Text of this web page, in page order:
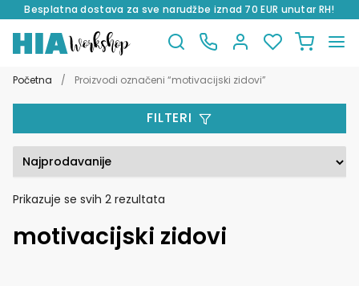
Besplatna dostava za sve narudžbe iznad 70 EUR unutar RH!
na
do
Početna / Proizvodi označeni “motivacijski zidovi”
Prikazuje se svih 2 rezultata
popularnosti
motivacijski zidovi
FILTERI